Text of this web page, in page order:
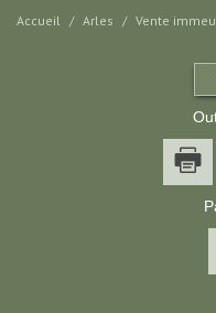
Accueil Arles Vente